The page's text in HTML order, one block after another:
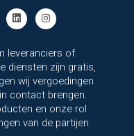
leveranciers of
diensten zijn gratis,
wij vergoedingen
contact brengen.
en onze rol
van de partijen.